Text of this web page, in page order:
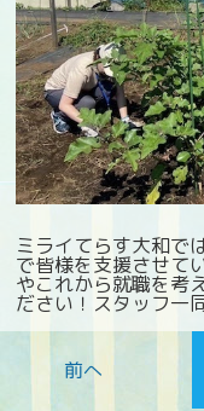
ミライてらす大和で
で皆様を支援させて
やこれから就職を考
ださい！スタッフ一